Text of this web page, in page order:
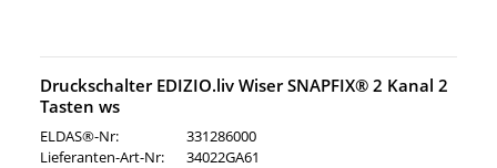
Druckschalter EDIZIO.liv Wiser SNAPFIX® 2 Kanal 2
Tasten ws
ELDAS®-Nr:
331286000
Lieferanten-Art-Nr:
34022GA61